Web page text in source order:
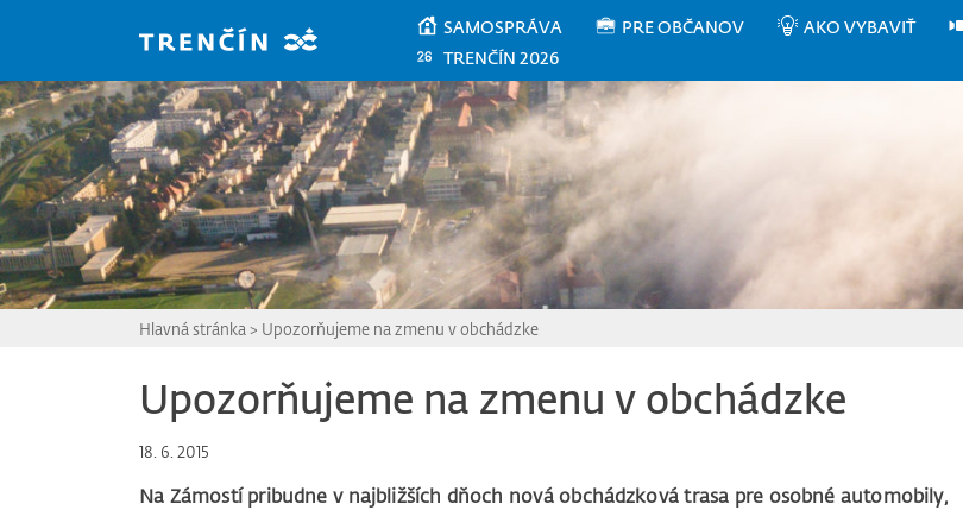
SAMOSPRÁVA PRE OBČANOV AKO VYBAVIŤ
TRENČÍN 2026
Hlavná stránka > Upozorňujeme na zmenu v obchádzke
Upozorňujeme na zmenu v obchádzke
18. 6. 2015
Na Zámostí pribudne v najbližších dňoch nová obchádzková trasa pre osobné automobily,